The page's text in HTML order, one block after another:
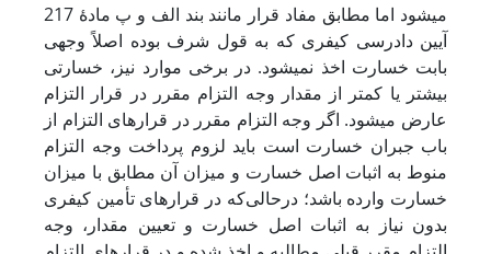
می‏شود اما مطابق مفاد قرار مانند بند الف و پ مادۀ 217
آیین دادرسی کیفری که به قول شرف بوده اصلاً وجهی
بابت خسارت اخذ نمی‏شود. در برخی موارد نیز، خسارتی
بیشتر یا کمتر از مقدار وجه التزام مقرر در قرار التزام
عارض می‏شود. اگر وجه التزام مقرر در قرارهای التزام از
باب جبران خسارت است باید لزوم پرداخت وجه التزام
منوط به اثبات اصل خسارت و میزان آن مطابق با میزان
خسارت وارده باشد؛ درحالی‌که در قرارهای تأمین کیفری
بدون نیاز به اثبات اصل خسارت و تعیین مقدار، وجه